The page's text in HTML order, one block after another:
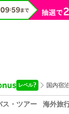
ス・ツアー
海外旅